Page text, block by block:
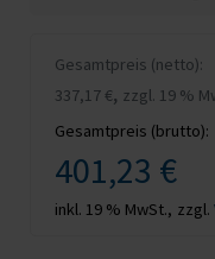
Gesamtpreis (netto):
337,17 €, zzgl. 19 %
Gesamtpreis (brutto):
401,23 €
inkl. 19 % MwSt., zzgl.